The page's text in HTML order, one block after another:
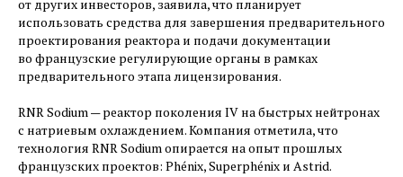
от других инвесторов, заявила, что планирует
использовать средства для завершения предварительного
проектирования реактора и подачи документации
во французские регулирующие органы в рамках
предварительного этапа лицензирования.
RNR Sodium — ​реактор поколения IV на быстрых нейтронах
с натриевым охлаждением. Компания отметила, что
технология RNR Sodium опирается на опыт прошлых
французских проектов: Phénix, Superphénix и Astrid.